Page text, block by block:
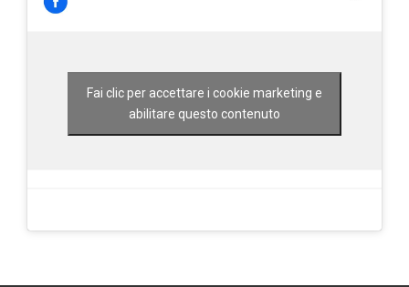
Fai clic per accettare i cookie marketing e
abilitare questo contenuto